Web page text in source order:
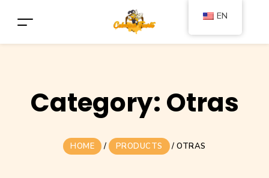
Category: Otras
HOME / PRODUCTS /OTRAS
EN